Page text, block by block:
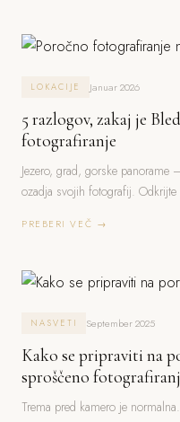
LOKACIJE Januar 2026
5 razlogov, zakaj je
fotografiranje
Jezero, grad, gorske
ozadja svojih fotografij. Odkrijte
PREBERI VEČ →
NASVETI September 2025
Kako se pripraviti na
sproščeno
Trema pred kamero je